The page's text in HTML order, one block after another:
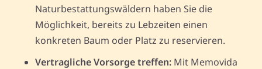
Naturbestattungswäldern haben Sie die
Möglichkeit, bereits zu Lebzeiten einen
konkreten Baum oder Platz zu reservieren.
Vertragliche Vorsorge treffen: Mit Memovida